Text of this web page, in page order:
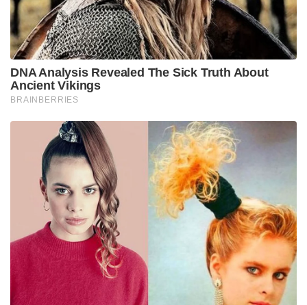
DNA Analysis Revealed The Sick Truth About
Ancient Vikings
BRAINBERRIES